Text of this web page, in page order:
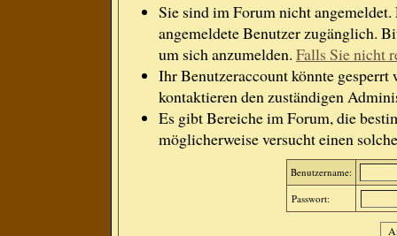
Sie sind im Forum nicht
angemeldete Benutzer zugänglich.
um sich anzumelden. Falls Sie nicht
Ihr Benutzeraccount könnte gesperrt
kontaktieren den zuständigen
Es gibt Bereiche im Forum, die
möglicherweise versucht einen
Benutzername:
Passwort: